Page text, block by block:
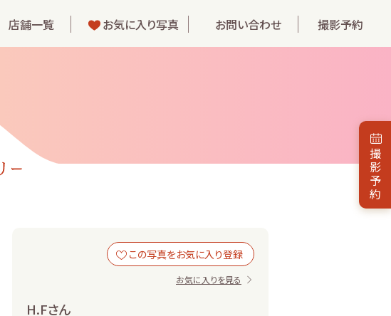
店舗一覧 お気に入り写真 お問い合わせ 撮影予約
お気に入りを見る
H.Fさん
撮
影
予
約